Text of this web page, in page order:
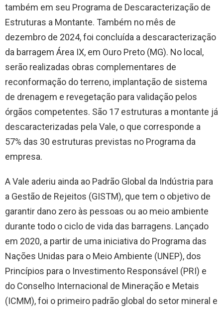
também em seu Programa de Descaracterização de
Estruturas a Montante. Também no mês de
dezembro de 2024, foi concluída a descaracterização
da barragem Área IX, em Ouro Preto (MG). No local,
serão realizadas obras complementares de
reconformação do terreno, implantação de sistema
de drenagem e revegetação para validação pelos
órgãos competentes. São 17 estruturas a montante já
descaracterizadas pela Vale, o que corresponde a
57% das 30 estruturas previstas no Programa da
empresa.
A Vale aderiu ainda ao Padrão Global da Indústria para
a Gestão de Rejeitos (GISTM), que tem o objetivo de
garantir dano zero às pessoas ou ao meio ambiente
durante todo o ciclo de vida das barragens. Lançado
em 2020, a partir de uma iniciativa do Programa das
Nações Unidas para o Meio Ambiente (UNEP), dos
Princípios para o Investimento Responsável (PRI) e
do Conselho Internacional de Mineração e Metais
(ICMM), foi o primeiro padrão global do setor mineral e